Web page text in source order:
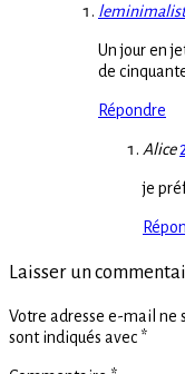
Un jour en
de
Répondre
Alice
je
Laisser un
Votre adresse e-mail ne
sont indiqués avec *